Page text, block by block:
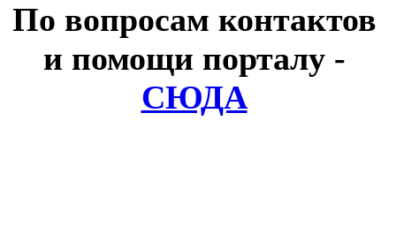
По вопросам контактов
и помощи порталу -
СЮДА